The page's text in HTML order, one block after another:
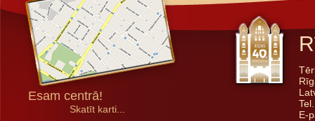
Esam centrā!
Skatīt karti...
E-